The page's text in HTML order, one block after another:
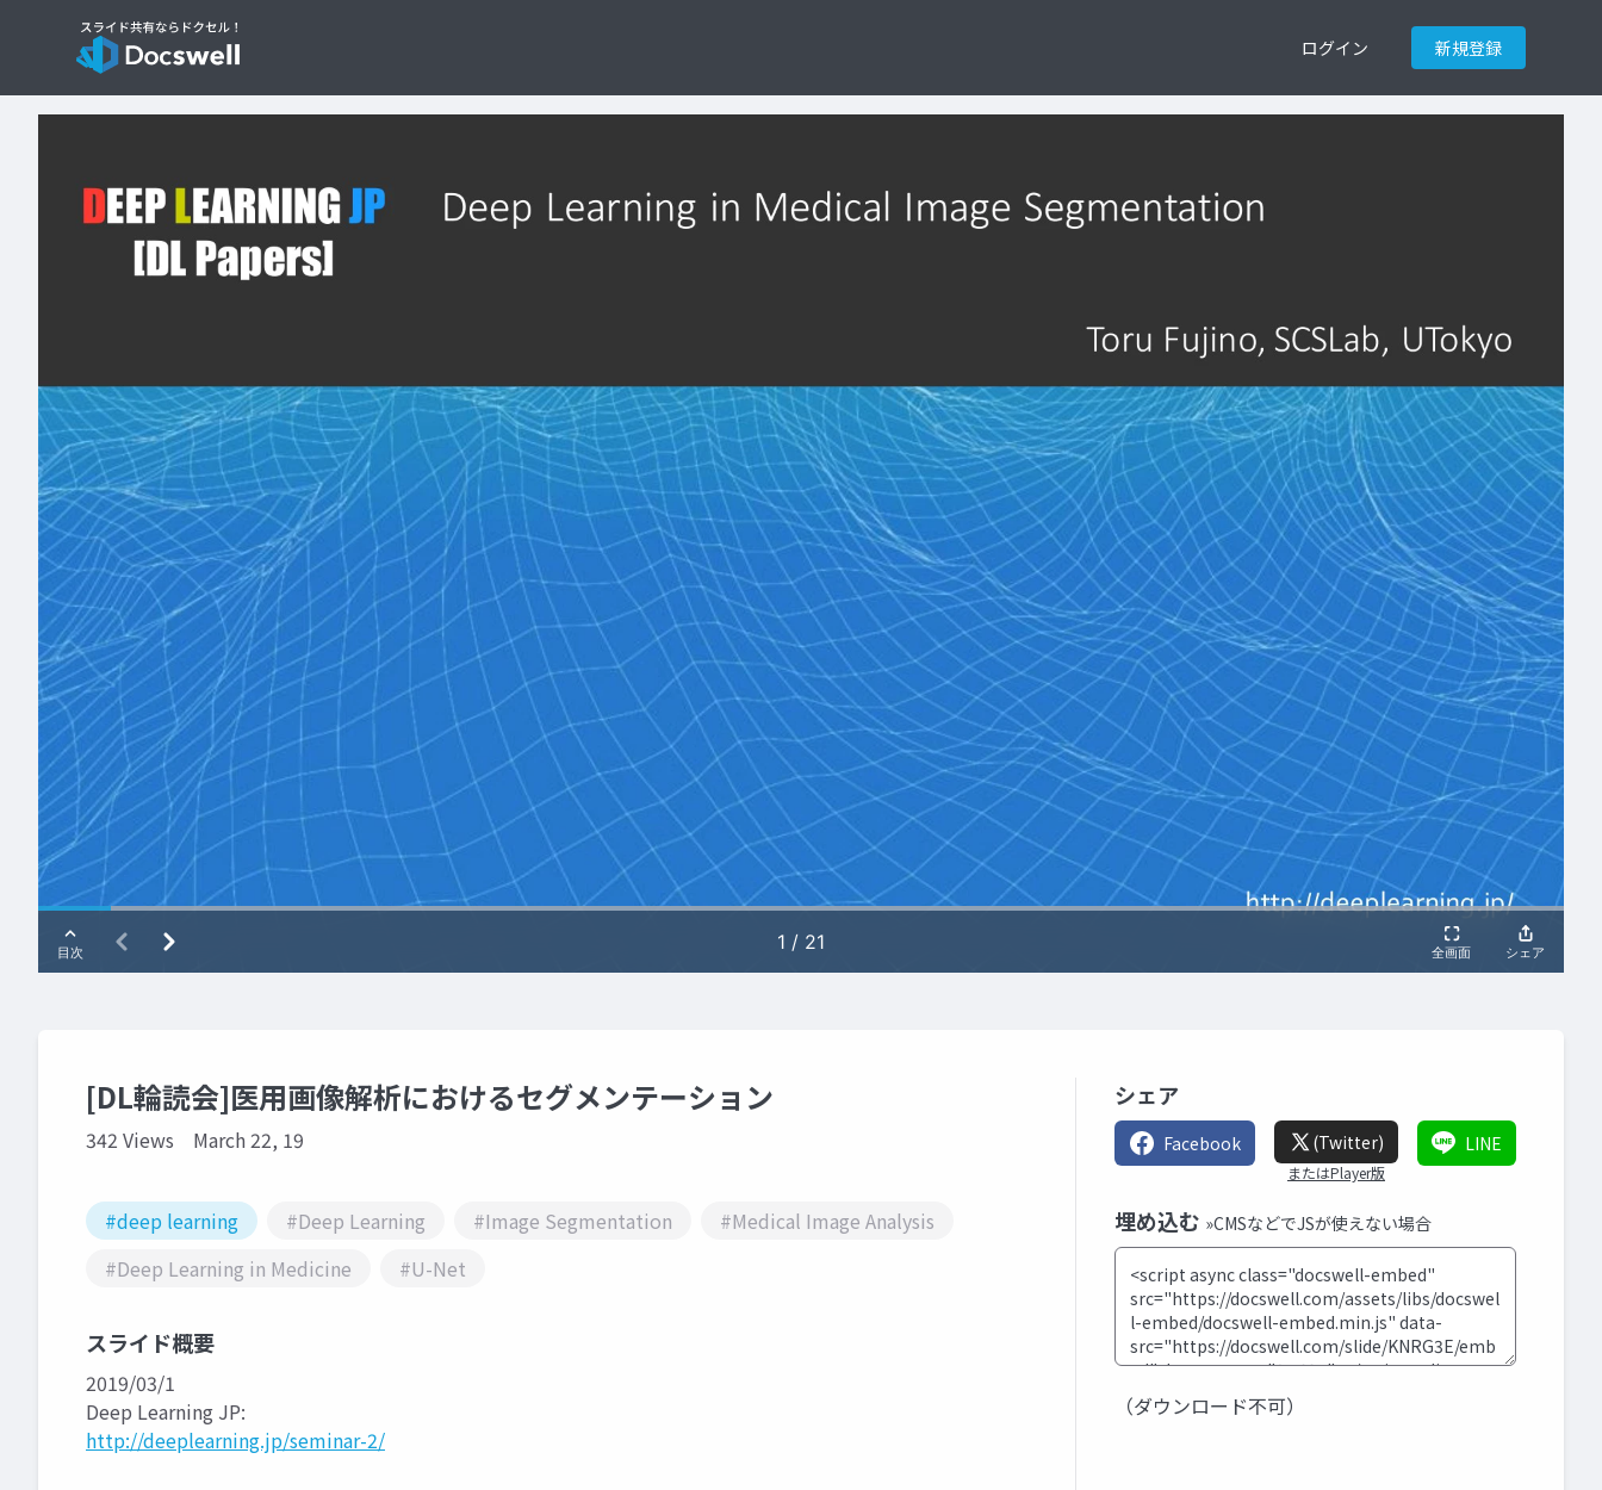
ログイン 新規登録
[DL輪読会]医用画像解析におけるセグメンテーション
342 Views March 22, 19
#deep learning #Deep Learning #Image Segmentation
#Medical Image Analysis
#Deep Learning in Medicine
#U-Net
スライド概要
2019/03/1
Deep Learning JP:
http://deeplearning.jp/seminar-2/
シェア
Facebook (Twitter)
またはPlayer版
LINE
埋め込む »CMSなどでJSが使えない場合
（ダウンロード不可）